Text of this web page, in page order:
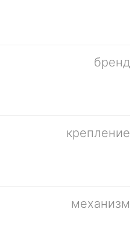
бренд
крепление
механизм